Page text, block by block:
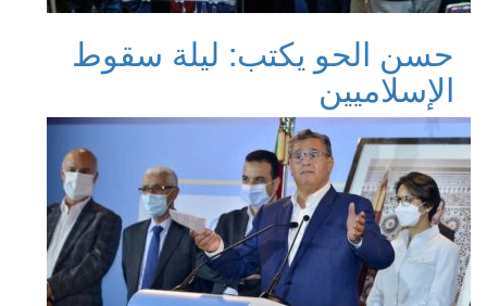
حسن الحو يكتب: ليلة سقوط
الإسلاميين